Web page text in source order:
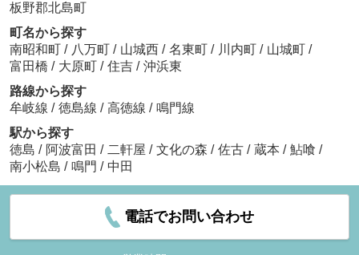
板野郡北島町
町名から探す
南昭和町 / 八万町 / 山城西 / 名東町 / 川内町 / 山城町 /
富田橋 / 大原町 / 住吉 / 沖浜東
路線から探す
牟岐線 / 徳島線 / 高徳線 / 鳴門線
駅から探す
徳島 / 阿波富田 / 二軒屋 / 文化の森 / 佐古 / 蔵本 / 鮎喰 /
南小松島 / 鳴門 / 中田
電話でお問い合わせ